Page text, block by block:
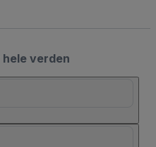
verden